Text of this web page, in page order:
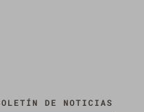
DE NOTICIAS